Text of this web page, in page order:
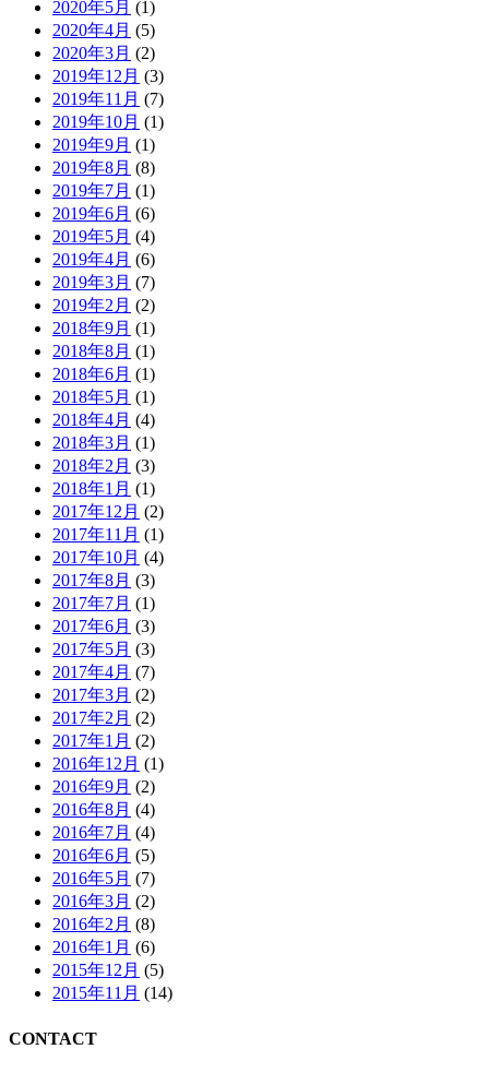
2020年5月 (1)
2020年4月 (5)
2020年3月 (2)
2019年12月 (3)
2019年11月 (7)
2019年10月 (1)
2019年9月 (1)
2019年8月 (8)
2019年7月 (1)
2019年6月 (6)
2019年5月 (4)
2019年4月 (6)
2019年3月 (7)
2019年2月 (2)
2018年9月 (1)
2018年8月 (1)
2018年6月 (1)
2018年5月 (1)
2018年4月 (4)
2018年3月 (1)
2018年2月 (3)
2018年1月 (1)
2017年12月 (2)
2017年11月 (1)
2017年10月 (4)
2017年8月 (3)
2017年7月 (1)
2017年6月 (3)
2017年5月 (3)
2017年4月 (7)
2017年3月 (2)
2017年2月 (2)
2017年1月 (2)
2016年12月 (1)
2016年9月 (2)
2016年8月 (4)
2016年7月 (4)
2016年6月 (5)
2016年5月 (7)
2016年3月 (2)
2016年2月 (8)
2016年1月 (6)
2015年12月 (5)
2015年11月 (14)
CONTACT